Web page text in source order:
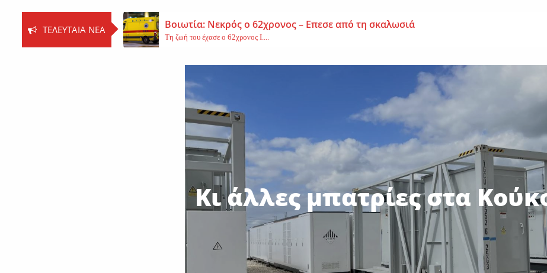
ΤΕΛΕΥΤΑΊΑ ΝΈΑ Βοιωτία: Νεκρός ο 62χρονος – Επεσε από τη σκαλωσιά
Τη ζωή του έχασε ο 62χρονος Ι....
Εφυγε από τη ζωή η μοναχή Ευπραξία (Κουκουλούδη)
Νέο εργατικό δυστύχημα-Νεκρός 59χρονος πατέρας τριών παιδιών
Τη ζωή του έχασε ένας 59χρονος εργάτης,...
Κι άλλες μπατρίες στα